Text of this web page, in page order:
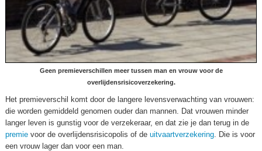
Geen premieverschillen meer tussen man en vrouw voor de
overlijdensrisicoverzekering.
Het premieverschil komt door de langere levensverwachting van vrouwen:
die worden gemiddeld genomen ouder dan mannen. Dat vrouwen minder
langer leven is gunstig voor de verzekeraar, en dat zie je dan terug in de
premie voor de overlijdensrisicopolis of de uitvaartverzekering. Die is voor
een vrouw lager dan voor een man.